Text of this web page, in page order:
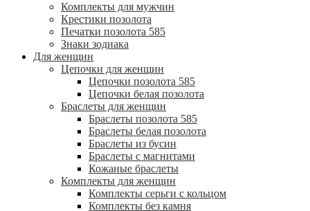
Комплекты для мужчин
Крестики позолота
Печатки позолота 585
Знаки зодиака
Для женщин
Цепочки для женщин
Цепочки позолота 585
Цепочки белая позолота
Браслеты для женщин
Браслеты позолота 585
Браслеты белая позолота
Браслеты из бусин
Браслеты с магнитами
Кожаные браслеты
Комплекты для женщин
Комплекты серьги с кольцом
Комплекты без камня